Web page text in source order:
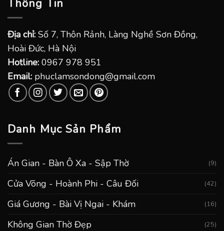
Thông Tin
Địa chỉ: Số 7, Thôn Rảnh, Làng Nghề Sơn Đồng,
Hoài Đức, Hà Nội
Hotline: 0967 978 951
Email: phuclamsondong@gmail.com
Danh Mục Sản Phẩm
Án Gian - Bàn Ô Xa - Sập Thờ (9)
Cửa Võng - Hoành Phi - Câu Đối (42)
Giá Gương - Bài Vị Ngai - Khám (16)
Không Gian Thờ Đẹp (25)